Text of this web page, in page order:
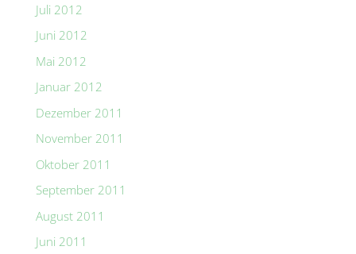
Juli 2012
Juni 2012
Mai 2012
Januar 2012
Dezember 2011
November 2011
Oktober 2011
September 2011
August 2011
Juni 2011